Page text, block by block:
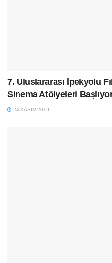
7. Uluslararası İpekyolu
Sinema Atölyeleri
24 KASIM 2019